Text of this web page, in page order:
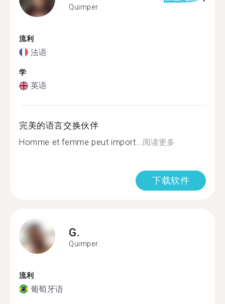
Quimper
流利
法语
学
英语
完美的语言交换伙伴
Homme et femme peut import...阅读更多
下载软件
G.
Quimper
流利
葡萄牙语